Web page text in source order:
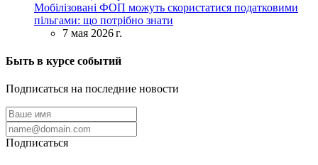
Мобілізовані ФОП можуть скористатися податковими
пільгами: що потрібно знати
7 мая 2026 г.
Быть в курсе событий
Подписаться на последние новости
Подписаться